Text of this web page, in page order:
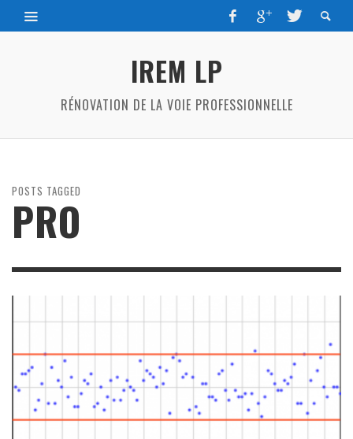
IREM LP
RÉNOVATION DE LA VOIE PROFESSIONNELLE
POSTS TAGGED
PRO